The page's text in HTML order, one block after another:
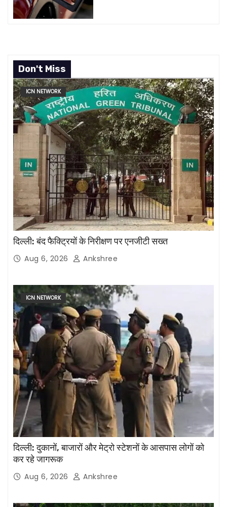
Don't Miss
ICN NETWORK
दिल्ली: बंद फैक्ट्रियों के निरीक्षण पर एनजीटी सख्त
Aug 6, 2026 Ankshree
ICN NETWORK
दिल्ली: दुकानों, बाजारों और मेट्रो स्टेशनों के आसपास लोगों को
कर रहे जागरूक
Aug 6, 2026 Ankshree